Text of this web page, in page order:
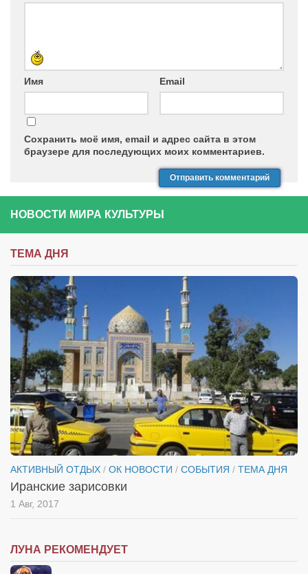
Имя Email
Сохранить моё имя, email и адрес сайта в этом
браузере для последующих моих комментариев.
НОВОСТИ МИРА КУЛЬТУРЫ
ТЕМА ДНЯ
АКТИВНЫЙ ОТДЫХ / ОК НОВОСТИ / СОБЫТИЯ / ТЕМА ДНЯ
Иранские зарисовки
1 Авг, 2017
ЛУНА РЕКОМЕНДУЕТ